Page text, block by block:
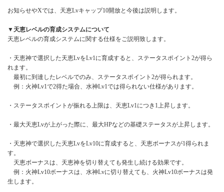
お知らせやXでは、天恵Lvキャップ10開放と今後は説明します。
▼天恵レベルの育成システムについて
天恵レベルの育成システムに関する仕様をご説明致します。
・天恵神で選択した天恵LvをLv1に育成すると、ステータスポイント2が得ら
れます。
最初に到達したレベルでのみ、ステータスポイント2が得られます。
例：火神Lv1で2得た場合、水神Lv1では得られない仕様があります。
・ステータスポイントが振れる上限は、天恵Lv1につき1上昇します。
・最大天恵Lvが上がった際に、最大HPなどの基礎ステータスが上昇します。
・天恵神で選択した天恵LvをLv10に育成すると、天恵ボーナスが1得られま
す。
天恵ボーナスは、天恵神を切り替えても発生し続ける効果です。
例：火神Lv10ボーナスは、水神Lvに切り替えても、火神Lv10ボーナスは発
生します。